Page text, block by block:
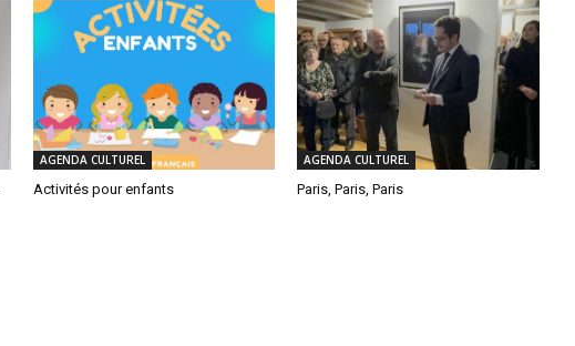
AGENDA CULTUREL
Activités pour enfants
AGENDA CULTUREL
Paris, Paris, Paris